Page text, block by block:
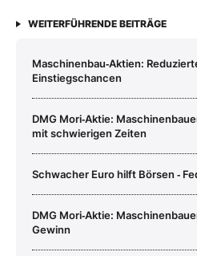
WEITERFÜHRENDE BEITRÄGE
Maschinenbau‑Aktien:
Einstiegschancen
DMG Mori‑Aktie:
mit schwierigen Zeiten
Schwacher Euro hilft Börsen ‑
DMG Mori‑Aktie:
Gewinn